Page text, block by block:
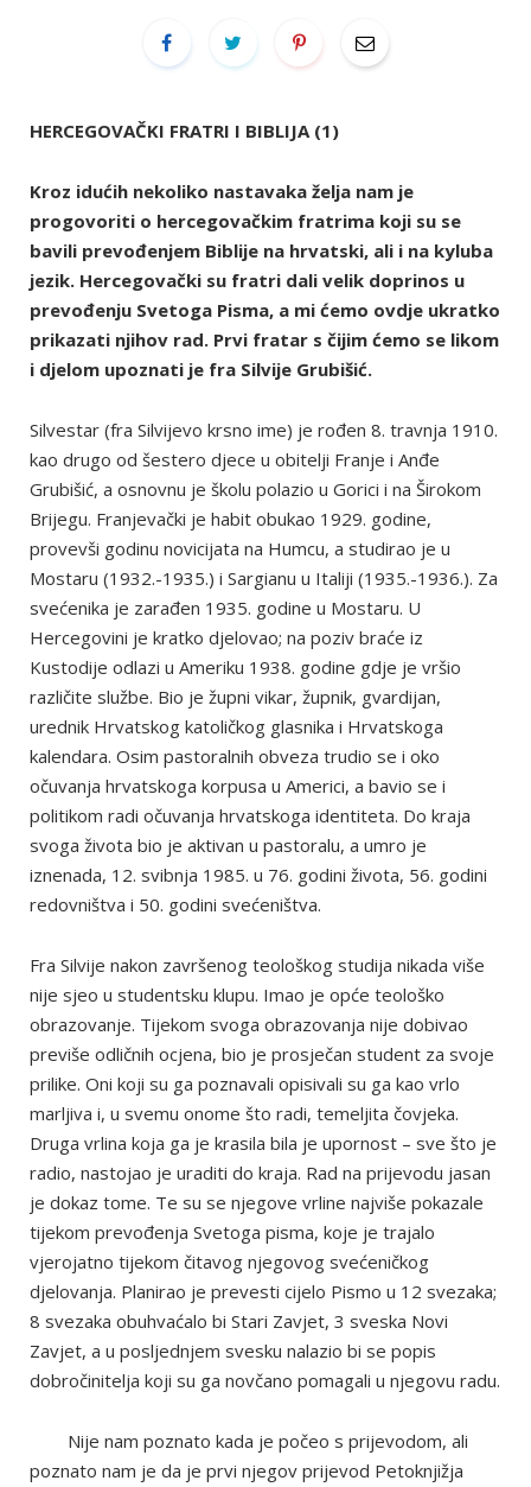
HERCEGOVAČKI FRATRI I BIBLIJA (1)
Kroz idućih nekoliko nastavaka želja nam je
progovoriti o hercegovačkim fratrima koji su se
bavili prevođenjem Biblije na hrvatski, ali i na kyluba
jezik. Hercegovački su fratri dali velik doprinos u
prevođenju Svetoga Pisma, a mi ćemo ovdje ukratko
prikazati njihov rad. Prvi fratar s čijim ćemo se likom
i djelom upoznati je fra Silvije Grubišić.
Silvestar (fra Silvijevo krsno ime) je rođen 8. travnja 1910.
kao drugo od šestero djece u obitelji Franje i Anđe
Grubišić, a osnovnu je školu polazio u Gorici i na Širokom
Brijegu. Franjevački je habit obukao 1929. godine,
provevši godinu novicijata na Humcu, a studirao je u
Mostaru (1932.-1935.) i Sargianu u Italiji (1935.-1936.). Za
svećenika je zarađen 1935. godine u Mostaru. U
Hercegovini je kratko djelovao; na poziv braće iz
Kustodije odlazi u Ameriku 1938. godine gdje je vršio
različite službe. Bio je župni vikar, župnik, gvardijan,
urednik Hrvatskog katoličkog glasnika i Hrvatskoga
kalendara. Osim pastoralnih obveza trudio se i oko
očuvanja hrvatskoga korpusa u Americi, a bavio se i
politikom radi očuvanja hrvatskoga identiteta. Do kraja
svoga života bio je aktivan u pastoralu, a umro je
iznenada, 12. svibnja 1985. u 76. godini života, 56. godini
redovništva i 50. godini svećeništva.
Fra Silvije nakon završenog teološkog studija nikada više
nije sjeo u studentsku klupu. Imao je opće teološko
obrazovanje. Tijekom svoga obrazovanja nije dobivao
previše odličnih ocjena, bio je prosječan student za svoje
prilike. Oni koji su ga poznavali opisivali su ga kao vrlo
marljiva i, u svemu onome što radi, temeljita čovjeka.
Druga vrlina koja ga je krasila bila je upornost – sve što je
radio, nastojao je uraditi do kraja. Rad na prijevodu jasan
je dokaz tome. Te su se njegove vrline najviše pokazale
tijekom prevođenja Svetoga pisma, koje je trajalo
vjerojatno tijekom čitavog njegovog svećeničkog
djelovanja. Planirao je prevesti cijelo Pismo u 12 svezaka;
8 svezaka obuhvaćalo bi Stari Zavjet, 3 sveska Novi
Zavjet, a u posljednjem svesku nalazio bi se popis
dobročinitelja koji su ga novčano pomagali u njegovu radu.
Nije nam poznato kada je počeo s prijevodom, ali
poznato nam je da je prvi njegov prijevod Petoknjižja